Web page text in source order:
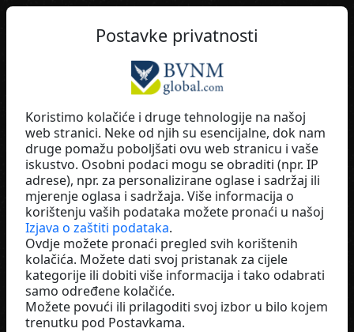
Achim Hickmann
Zinzino
Germany
Postavke privatnosti
Koristimo kolačiće i druge tehnologije na našoj
web stranici. Neke od njih su esencijalne, dok nam
druge pomažu poboljšati ovu web stranicu i vaše
iskustvo. Osobni podaci mogu se obraditi (npr. IP
adrese), npr. za personalizirane oglase i sadržaj ili
mjerenje oglasa i sadržaja. Više informacija o
korištenju vaših podataka možete pronaći u našoj
Izjava o zaštiti podataka.
Ovdje možete pronaći pregled svih korištenih
kolačića. Možete dati svoj pristanak za cijele
kategorije ili dobiti više informacija i tako odabrati
samo određene kolačiće.
Možete povući ili prilagoditi svoj izbor u bilo kojem
trenutku pod Postavkama.